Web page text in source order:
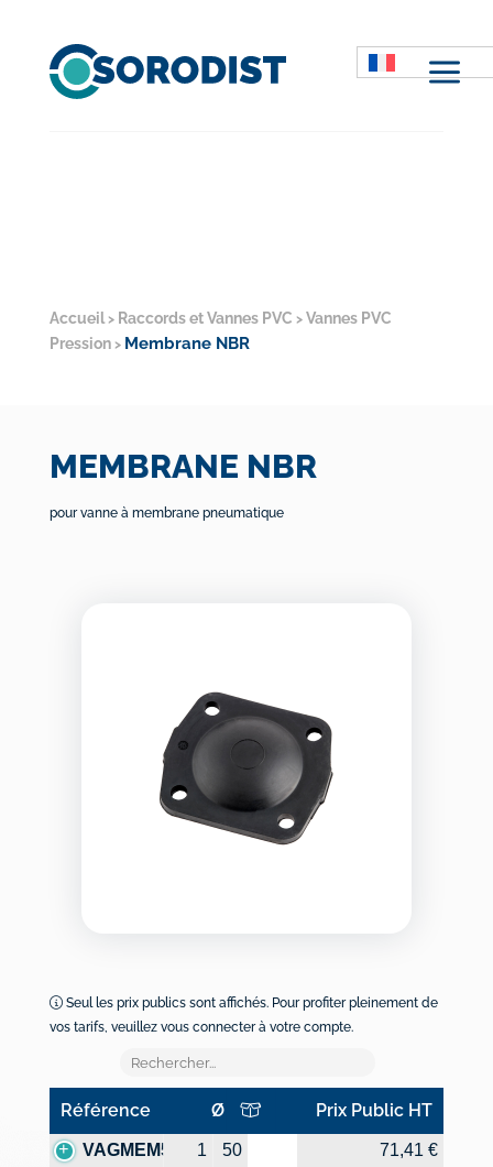
M
Accueil> Raccords et Vannes PVC > Vannes PVC
Pression> Membrane NBR
MEMBRANE NBR
pour vanne à membrane pneumatique
Seul les prix publics sont affichés. Pour profiter pleinement de
vos tarifs, veuillez vous connecter à votre compte.
Référence Ø Prix Public HT
Référence Ø Prix Public HT
VAGMEM50 50
1
71,41 €